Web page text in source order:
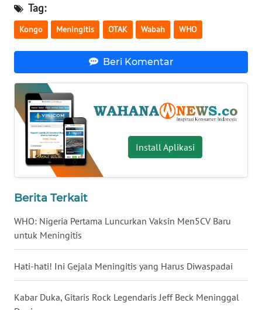
Tag:
Kongo Meningitis OTAK Wabah WHO
Beri Komentar
Install Aplikasi
Berita Terkait
WHO: Nigeria Pertama Luncurkan Vaksin Men5CV Baru
untuk Meningitis
Hati-hati! Ini Gejala Meningitis yang Harus Diwaspadai
Kabar Duka, Gitaris Rock Legendaris Jeff Beck Meninggal
WN
SULBAR
BABEL
WN
SUMBAR
WN
SUMSEL
WN
WN
LAMPUNG
WN
JATENG